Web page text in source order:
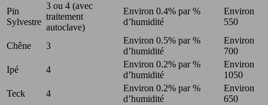
Pin
Sylvestre
3 ou 4 (avec
traitement
autoclave)
Environ 0.4% par %
d’humidité
Environ
550
Chêne 3
Environ 0.5% par %
d’humidité
Environ
700
Ipé
4
Environ 0.2% par %
d’humidité
Environ
1050
Teck
4
Environ 0.2% par %
d’humidité
Environ
650